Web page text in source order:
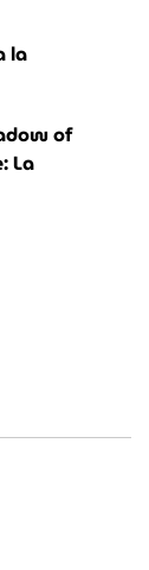
la
of
La